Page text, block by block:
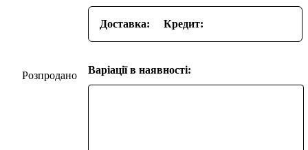
Доставка: Кредит:
Варіації в наявності: